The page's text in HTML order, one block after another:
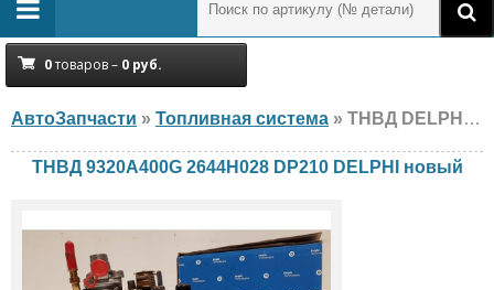
0товаров – 0 руб.
АвтоЗапчасти » Топливная система » ТНВД DELPHI 9320A400G 2644H028 DP210 Perkins, новый
ТНВД 9320A400G 2644H028 DP210 DELPHI новый